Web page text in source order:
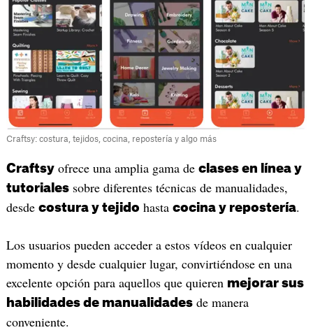
Craftsy: costura, tejidos, cocina, repostería y algo más
Craftsyofrece una amplia gama de clases en línea y
tutorialessobre diferentes técnicas de manualidades,
desde costura y tejido hasta cocina y repostería.
Los usuarios pueden acceder a estos vídeos en cualquier
momento y desde cualquier lugar, convirtiéndose en una
excelente opción para aquellos que quieren mejorar sus
habilidades de manualidadesde manera
conveniente.